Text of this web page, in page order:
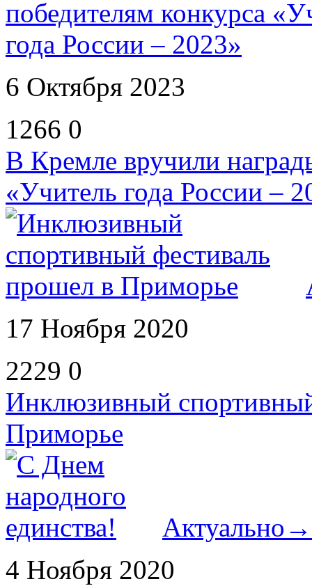
6 Октября 2023
1266 0
В Кремле вручили
«Учитель года России –
17 Ноября 2020
2229 0
Инклюзивный
Приморье
Актуально →
4 Ноября 2020